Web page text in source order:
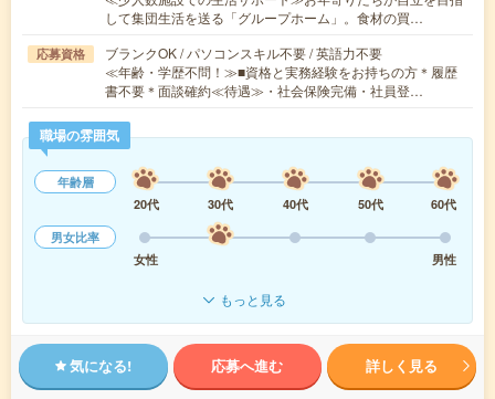
して集団生活を送る「グループホーム」。食材の買…
応募資格
ブランクOK / パソコンスキル不要 / 英語力不要
≪年齢・学歴不問！≫■資格と実務経験をお持ちの方＊履歴
書不要＊面談確約≪待遇≫・社会保険完備・社員登…
職場の雰囲気
年齢層
20代
30代 40代 50代
60代
男女比率
女性
男性
もっと見る
気になる! 応募へ進む 詳しく見る